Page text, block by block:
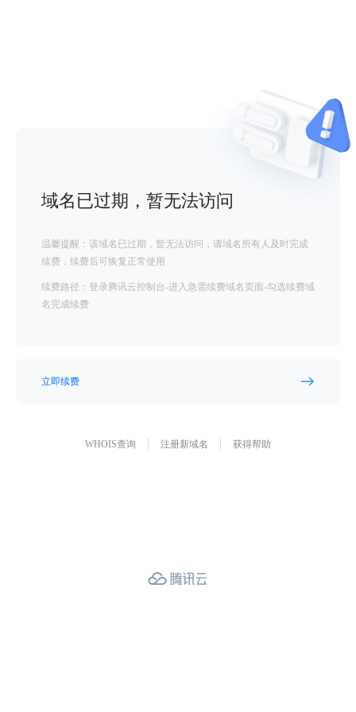
域名已过期，暂无法访问
温馨提醒：该域名已过期，暂无法访问，请域名所有人及时完成
续费，续费后可恢复正常使用
续费路径：登录腾讯云控制台-进入急需续费域名页面-勾选续费域
名完成续费
立即续费
WHOIS查询 注册新域名 获得帮助